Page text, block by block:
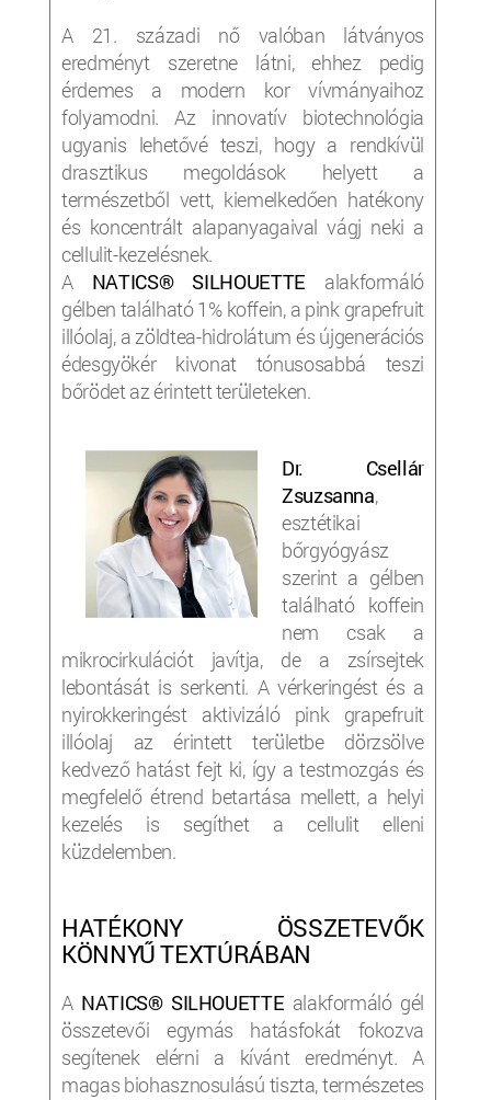
A 21. századi nő valóban látványos
eredményt szeretne látni, ehhez pedig
érdemes a modern kor vívmányaihoz
folyamodni. Az innovatív biotechnológia
ugyanis lehetővé teszi, hogy a rendkívül
drasztikus megoldások helyett a
természetből vett, kiemelkedően hatékony
és koncentrált alapanyagaival vágj neki a
cellulit-kezelésnek.
A NATICS®SILHOUETTE alakformáló
gélben található 1% koffein, a pink grapefruit
illóolaj, a zöldtea-hidrolátum és újgenerációs
édesgyökér kivonat tónusosabbá teszi
bőrödet az érintett területeken.
Dr. Csellár
Zsuzsanna,
esztétikai
bőrgyógyász
szerint a gélben
található koffein
nem csak a
mikrocirkulációt javítja, de a zsírsejtek
lebontását is serkenti. A vérkeringést és a
nyirokkeringést aktivizáló pink grapefruit
illóolaj az érintett területbe dörzsölve
kedvező hatást fejt ki, így a testmozgás és
megfelelő étrend betartása mellett, a helyi
kezelés is segíthet a cellulit elleni
küzdelemben.
HATÉKONY ÖSSZETEVŐK
KÖNNYŰ TEXTÚRÁBAN
A NATICS®SILHOUETTE alakformáló gél
összetevői egymás hatásfokát fokozva
segítenek elérni a kívánt eredményt. A
magas biohasznosulású tiszta, természetes